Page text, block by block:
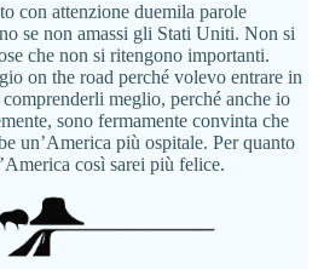
con attenzione duemila parole
se non amassi gli Stati Uniti. Non si
che non si ritengono importanti.
on the road perché volevo entrare in
meglio, perché anche io
sono fermamente convinta che
un’America più ospitale. Per quanto
così sarei più felice.